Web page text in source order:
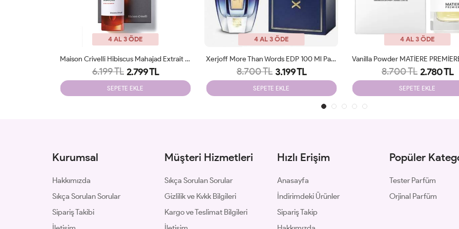
4 AL 3 ÖDE
Xerjoff More Than Words EDP 100 Ml Parfüm ARC JLT Unisex
8.700 TL 3.199 TL
SEPETE EKLE
4 AL 3 ÖDE
Vanilla Powder MATİERE PREMİERE 100ml JLT
8.700 TL 2.780 TL
SEPETE EKLE
4 AL 3 ÖDE
9.300 TL 3.249 TL
SEPETE EKLE
Kurumsal
Hakkımızda
Sıkça Sorulan Sorular
Sipariş Takibi
Müşteri Hizmetleri
Sıkça Sorulan Sorular
Gizlilik ve Kvkk Bilgileri
Kargo ve Teslimat Bilgileri
Hızlı Erişim
Anasayfa
İndirimdeki Ürünler
Sipariş Takip
Popüler
Tester Parfüm
Orjinal Parfüm